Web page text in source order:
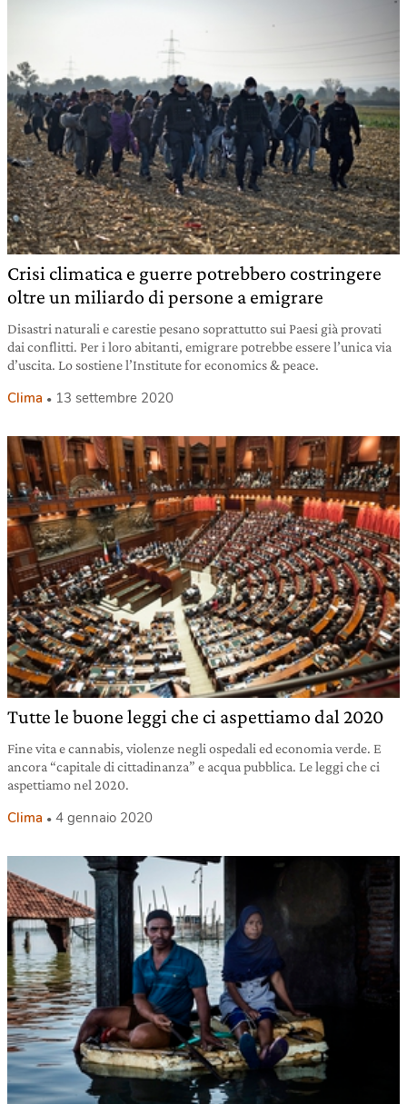
Crisi climatica e guerre potrebbero costringere
oltre un miliardo di persone a emigrare
Disastri naturali e carestie pesano soprattutto sui Paesi già provati
dai conflitti. Per i loro abitanti, emigrare potrebbe essere l’unica via
d’uscita. Lo sostiene l’Institute for economics & peace.
Clima 13 settembre 2020
Tutte le buone leggi che ci aspettiamo dal 2020
Fine vita e cannabis, violenze negli ospedali ed economia verde. E
ancora “capitale di cittadinanza” e acqua pubblica. Le leggi che ci
aspettiamo nel 2020.
Clima 4 gennaio 2020